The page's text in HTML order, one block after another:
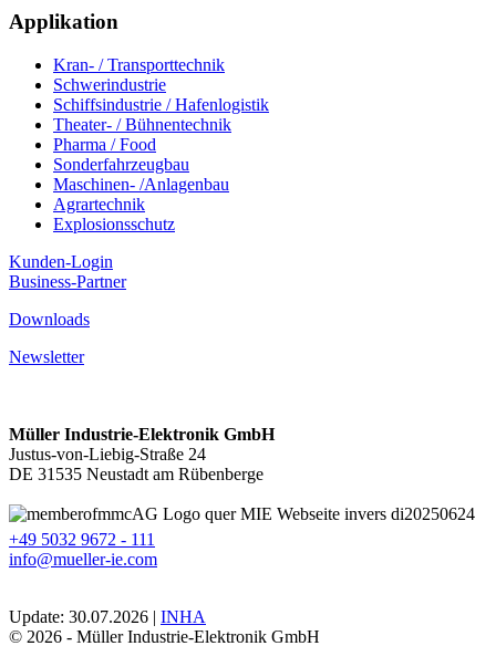
Applikation
Kran- / Transporttechnik
Schwerindustrie
Schiffsindustrie / Hafenlogistik
Theater- / Bühnentechnik
Pharma / Food
Sonderfahrzeugbau
Maschinen- /Anlagenbau
Agrartechnik
Explosionsschutz
Kunden-Login
Business-Partner
Downloads
Newsletter
Müller Industrie-Elektronik GmbH
Justus-von-Liebig-Straße 24
DE 31535 Neustadt am Rübenberge
+49 5032 9672 - 111
info@mueller-ie.com
Update: 30.07.2026 | INHA
© 2026 - Müller Industrie-Elektronik GmbH